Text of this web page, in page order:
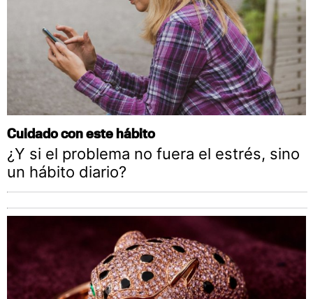
Cuidado con este hábito
¿Y si el problema no fuera el estrés, sino
un hábito diario?